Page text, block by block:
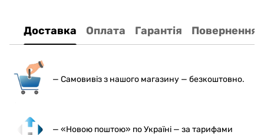
Доставка Оплата Гарантія Повернення
— Самовивіз з нашого магазину — безкоштовно.
— «Новою поштою» по Україні — за тарифами